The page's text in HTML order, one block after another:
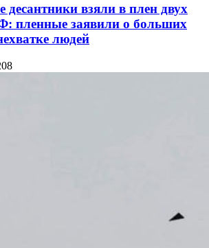
десантники взяли в плен двух
пленные заявили о больших
людей